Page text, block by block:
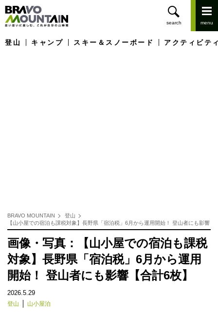
登山 キャンプ スキー＆スノーボード アクティビテ
BRAVO MOUNTAIN
登山
【山小屋での宿泊も課税対象】長野県「宿泊税」6月から運用開始！ 登山者にも影響
画像・写真：【山小屋での宿泊も課税
対象】長野県「宿泊税」6月から運用
開始！ 登山者にも影響【合計6枚】
2026.5.29
登山 山小屋泊